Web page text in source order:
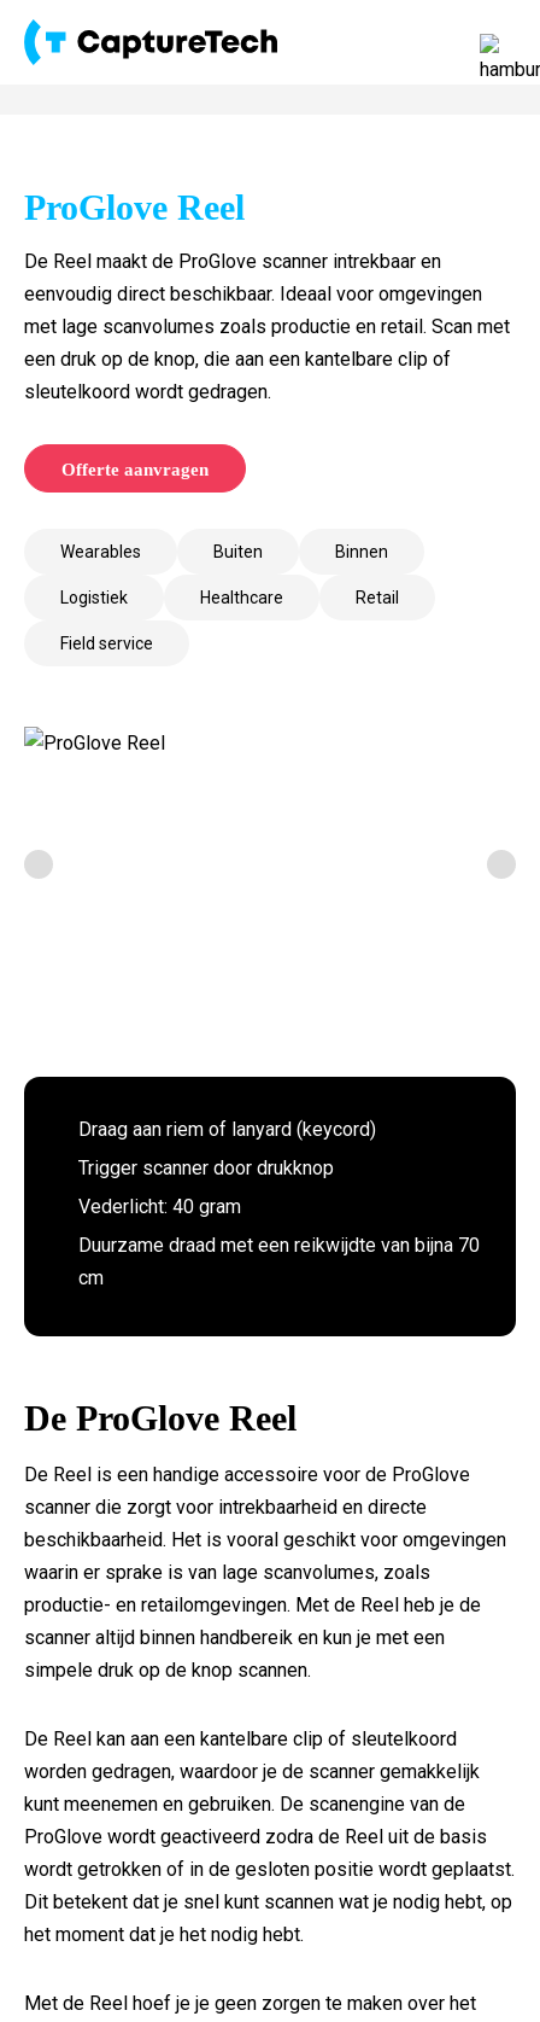
Draag aan riem of lanyard (keycord)
Trigger scanner door drukknop
Vederlicht: 40 gram
Duurzame draad met een reikwijdte van bijna 70
cm
De ProGlove Reel
De Reel is een handige accessoire voor de ProGlove
scanner die zorgt voor intrekbaarheid en directe
beschikbaarheid. Het is vooral geschikt voor omgevingen
waarin er sprake is van lage scanvolumes, zoals
productie- en retailomgevingen. Met de Reel heb je de
scanner altijd binnen handbereik en kun je met een
simpele druk op de knop scannen.
De Reel kan aan een kantelbare clip of sleutelkoord
worden gedragen, waardoor je de scanner gemakkelijk
kunt meenemen en gebruiken. De scanengine van de
ProGlove wordt geactiveerd zodra de Reel uit de basis
wordt getrokken of in de gesloten positie wordt geplaatst.
Dit betekent dat je snel kunt scannen wat je nodig hebt, op
het moment dat je het nodig hebt.
Met de Reel hoef je je geen zorgen te maken over het
ProGlove Reel
De Reel maakt de ProGlove scanner intrekbaar en
eenvoudig direct beschikbaar. Ideaal voor omgevingen
met lage scanvolumes zoals productie en retail. Scan met
een druk op de knop, die aan een kantelbare clip of
sleutelkoord wordt gedragen.
Offerte aanvragen
Wearables Buiten Binnen
Logistiek Healthcare Retail
Field service